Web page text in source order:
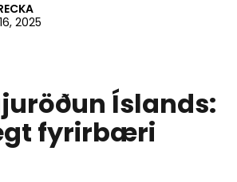
2025
Íslands:
fyrirbæri